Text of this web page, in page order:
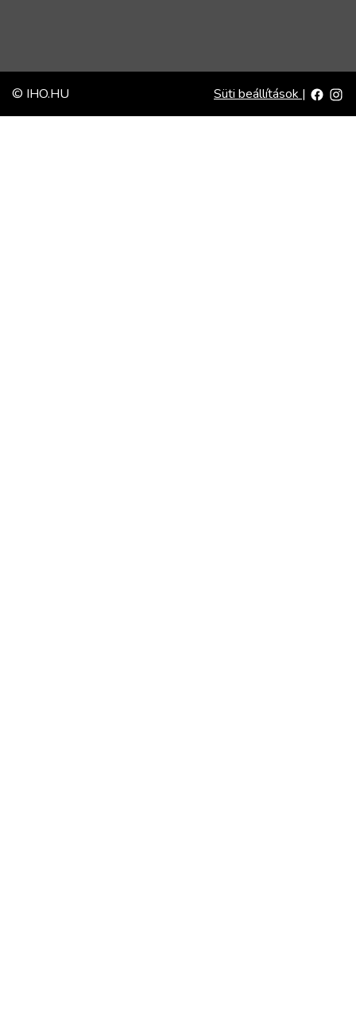
© IHO.HU Süti beállítások |